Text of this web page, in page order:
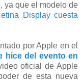
ya que el modelo de
Display cuesta
por Apple en el
hice del evento en
oficial de Apple
de esta nueva